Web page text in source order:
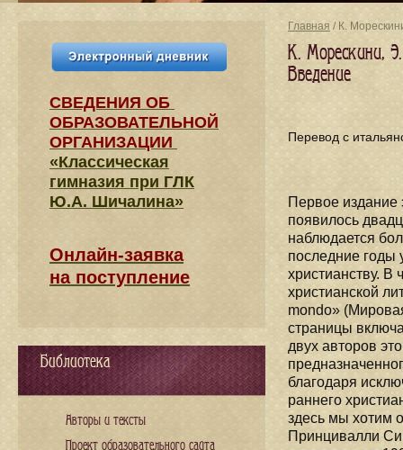
Главная / К.
К. Морескини,
Введение
Перевод с
Первое издание
появилось
наблюдается
последние годы
христианству.
христианской
mondo»
страницы
двух авторов
благодаря
раннего
здесь мы хотим
Принцивалли
СВЕДЕНИЯ​ ОБ
ОБРАЗОВАТЕЛЬНОЙ
ОРГАНИЗАЦИИ
«Классическая
гимназия при ГЛК
Ю.А. Шичалина»
Онлайн-заявка
на поступление
Библиотека
Авторы и тексты
Проект образовательного сайта